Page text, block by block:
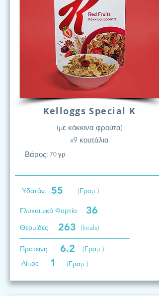
Kelloggs Special K
(με κόκκινα φρούτα)
x9 κουτάλια
Βάρος: 70 γρ.
Υδατάν. 55 (Γραμ.)
Γλυκαιμικό Φορτίο 36
Θερμίδες 263 (kcals)
Προτεινη 6.2
(Γραμ.)
Λίπος
1 (Γραμ.)